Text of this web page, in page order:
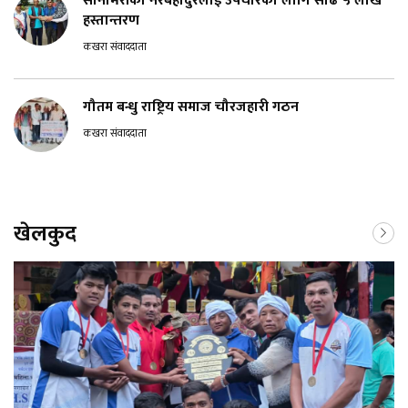
हस्तान्तरण
कखरा संवाददाता
गौतम बन्धु राष्ट्रिय समाज चौरजहारी गठन
कखरा संवाददाता
खेलकुद